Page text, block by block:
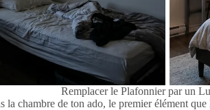
Remplacer le Plafonnier par un
la chambre de ton ado, le premier élément